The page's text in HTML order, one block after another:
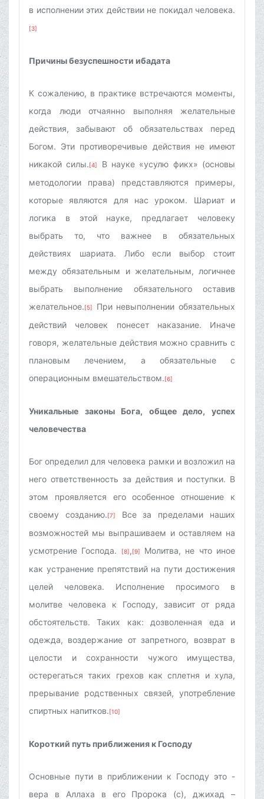
в исполнении этих действии не покидал человека.
[3]
Причины безуспешности ибадата
К сожалению, в практике встречаются моменты,
когда люди отчаянно выполняя желательные
действия, забывают об обязательствах перед
Богом. Эти противоречивые действия не имеют
никакой силы.[4]
В науке «усулю фикх» (основы
методологии права) представляются примеры,
которые являются для нас уроком. Шариат и
логика в этой науке, предлагает человеку
выбрать то, что важнее в обязательных
действиях шариата. Либо если выбор стоит
между обязательным и желательным, логичнее
выбрать выполнение обязательного оставив
желательное.[5]
При невыполнении обязательных
действий человек понесет наказание. Иначе
говоря, желательные действия можно сравнить с
плановым лечением, а обязательные с
операционным вмешательством.[6]
Уникальные законы Бога, общее дело, успех
человечества
Бог определил для человека рамки и возложил на
него ответственность за действия и поступки. В
этом проявляется его особенное отношение к
своему созданию.[7]
Все за пределами наших
возможностей мы выпрашиваем и оставляем на
усмотрение Господа.
[8],[9]
Молитва, не что иное
как устранение препятствий на пути достижения
целей человека. Исполнение просимого в
молитве человека к Господу, зависит от ряда
обстоятельств. Таких как: дозволенная еда и
одежда, воздержание от запретного, возврат в
целости и сохранности чужого имущества,
остерегаться таких грехов как сплетня и хула,
прерывание родственных связей, употребление
спиртных напитков.[10]
Короткий путь приближения к Господу
Основные пути в приближении к Господу это -
вера в Аллаха в его Пророка (с), джихад –